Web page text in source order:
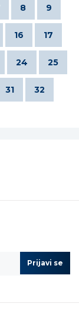
8 9
16 17
24 25
31 32
Prijavi se